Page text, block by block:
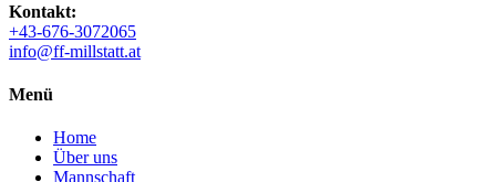
Kontakt:
+43-676-3072065
info@ff-millstatt.at
Menü
Home
Über uns
Mannschaft